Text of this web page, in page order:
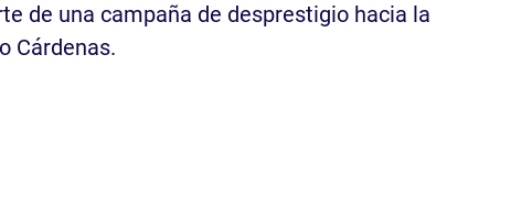
de una campaña de desprestigio hacia la
Cárdenas.